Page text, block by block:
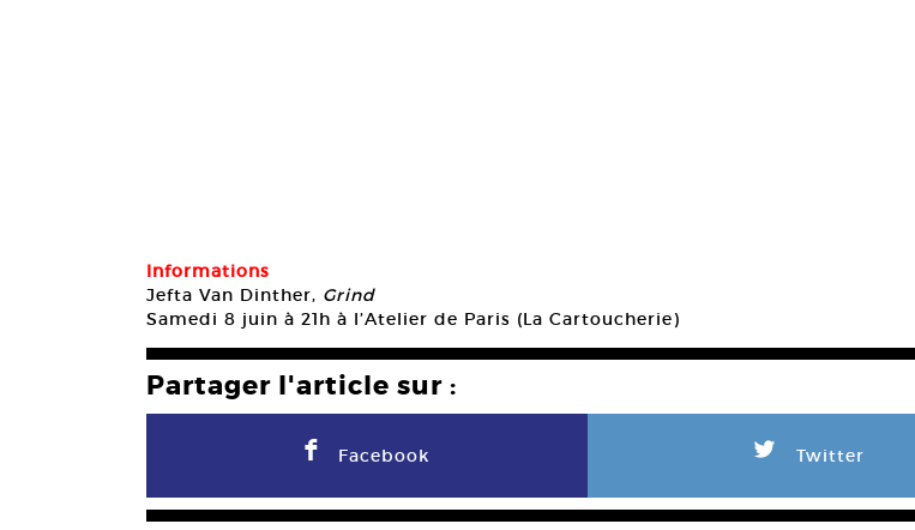
Informations
Jefta Van Dinther, Grind
Samedi 8 juin à 21h à l’Atelier de Paris (La Cartoucherie)
Partager l'article sur :
F Facebook L Twitter